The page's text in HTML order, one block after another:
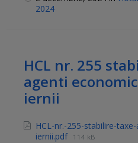
2024
HCL nr. 255
agenti
iernii
HCL-nr.-255-stabilire-
iernii.pdf 114 kB